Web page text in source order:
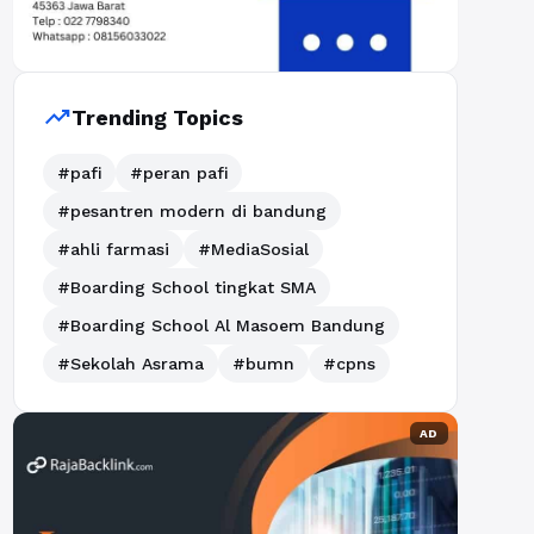
trending_upTrending Topics
#pafi
#peran pafi
#pesantren modern di bandung
#ahli farmasi
#MediaSosial
#Boarding School tingkat SMA
#Boarding School Al Masoem Bandung
#Sekolah Asrama
#bumn #cpns
AD